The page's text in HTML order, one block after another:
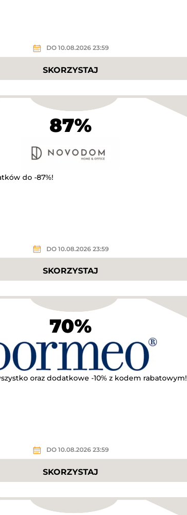
DO 10.08.2026 23:59
SKORZYSTAJ
87%
do -87%!
DO 10.08.2026 23:59
SKORZYSTAJ
70%
oraz dodatkowe -10% z kodem rabatowym!
DO 10.08.2026 23:59
SKORZYSTAJ